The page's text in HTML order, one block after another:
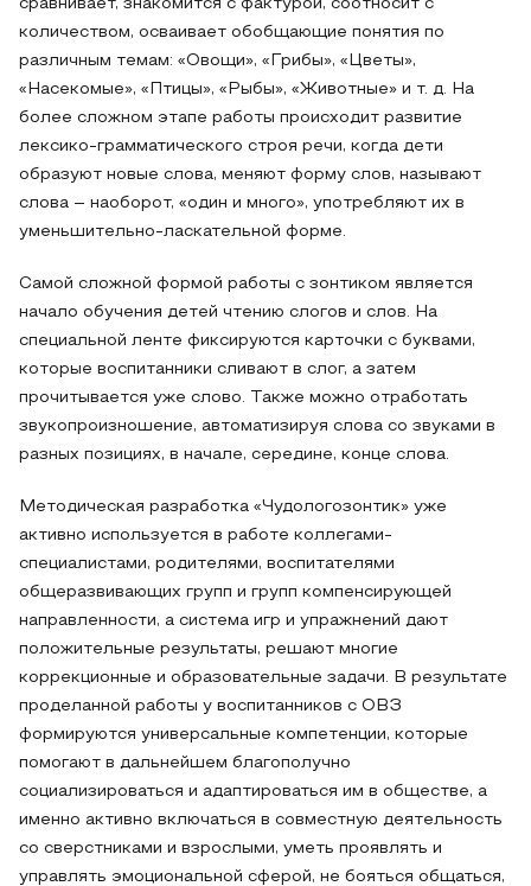
сравнивает, знакомится с фактурой, соотносит с
количеством, осваивает обобщающие понятия по
различным темам: «Овощи», «Грибы», «Цветы»,
«Насекомые», «Птицы», «Рыбы», «Животные» и т. д. На
более сложном этапе работы происходит развитие
лексико-грамматического строя речи, когда дети
образуют новые слова, меняют форму слов, называют
слова – наоборот, «один и много», употребляют их в
уменьшительно-ласкательной форме.
Самой сложной формой работы с зонтиком является
начало обучения детей чтению слогов и слов. На
специальной ленте фиксируются карточки с буквами,
которые воспитанники сливают в слог, а затем
прочитывается уже слово. Также можно отработать
звукопроизношение, автоматизируя слова со звуками в
разных позициях, в начале, середине, конце слова.
Методическая разработка «Чудологозонтик» уже
активно используется в работе коллегами-
специалистами, родителями, воспитателями
общеразвивающих групп и групп компенсирующей
направленности, а система игр и упражнений дают
положительные результаты, решают многие
коррекционные и образовательные задачи. В результате
проделанной работы у воспитанников с ОВЗ
формируются универсальные компетенции, которые
помогают в дальнейшем благополучно
социализироваться и адаптироваться им в обществе, а
именно активно включаться в совместную деятельность
со сверстниками и взрослыми, уметь проявлять и
управлять эмоциональной сферой, не бояться общаться,